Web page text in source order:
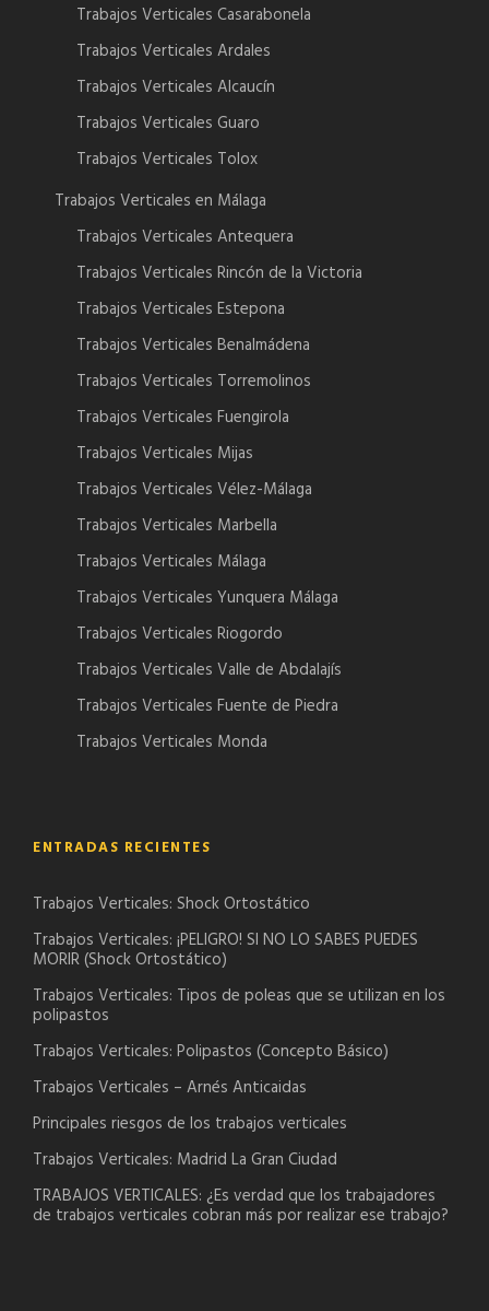
Trabajos Verticales Casarabonela
Trabajos Verticales Ardales
Trabajos Verticales Alcaucín
Trabajos Verticales Guaro
Trabajos Verticales Tolox
Trabajos Verticales en Málaga
Trabajos Verticales Antequera
Trabajos Verticales Rincón de la Victoria
Trabajos Verticales Estepona
Trabajos Verticales Benalmádena
Trabajos Verticales Torremolinos
Trabajos Verticales Fuengirola
Trabajos Verticales Mijas
Trabajos Verticales Vélez-Málaga
Trabajos Verticales Marbella
Trabajos Verticales Málaga
Trabajos Verticales Yunquera Málaga
Trabajos Verticales Riogordo
Trabajos Verticales Valle de Abdalajís
Trabajos Verticales Fuente de Piedra
Trabajos Verticales Monda
ENTRADAS RECIENTES
Trabajos Verticales: Shock Ortostático
Trabajos Verticales: ¡PELIGRO! SI NO LO SABES PUEDES
MORIR (Shock Ortostático)
Trabajos Verticales: Tipos de poleas que se utilizan en los
polipastos
Trabajos Verticales: Polipastos (Concepto Básico)
Trabajos Verticales – Arnés Anticaidas
Principales riesgos de los trabajos verticales
Trabajos Verticales: Madrid La Gran Ciudad
TRABAJOS VERTICALES: ¿Es verdad que los trabajadores
de trabajos verticales cobran más por realizar ese trabajo?